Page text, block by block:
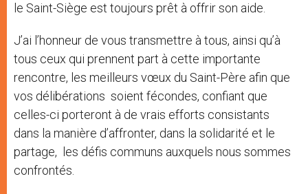
le Saint-Siège est toujours prêt à offrir son aide.
J’ai l’honneur de vous transmettre à tous, ainsi qu’à
tous ceux qui prennent part à cette importante
rencontre, les meilleurs vœux du Saint-Père afin que
vos délibérations soient fécondes, confiant que
celles-ci porteront à de vrais efforts consistants
dans la manière d’affronter, dans la solidarité et le
partage, les défis communs auxquels nous sommes
confrontés.